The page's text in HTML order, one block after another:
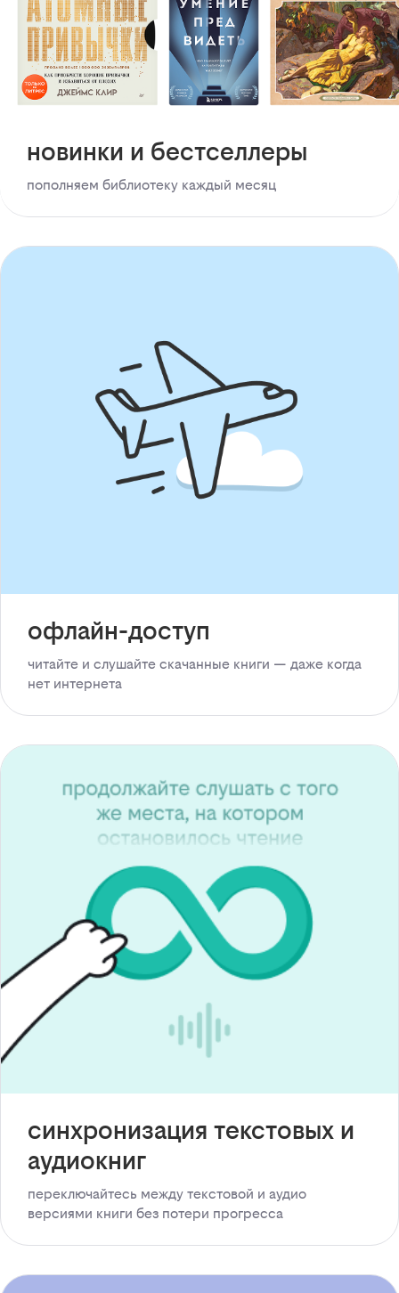
новинки и бестселлеры
пополняем библиотеку каждый месяц
офлайн-доступ
читайте и слушайте скачанные книги — даже когда
нет интернета
синхронизация текстовых и
аудиокниг
переключайтесь между текстовой и аудио
версиями книги без потери прогресса